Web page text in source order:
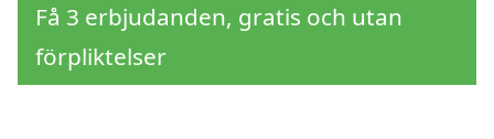
Få 3 erbjudanden, gratis och utan
förpliktelser